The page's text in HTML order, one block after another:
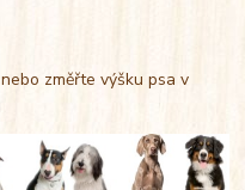
změřte výšku psa v